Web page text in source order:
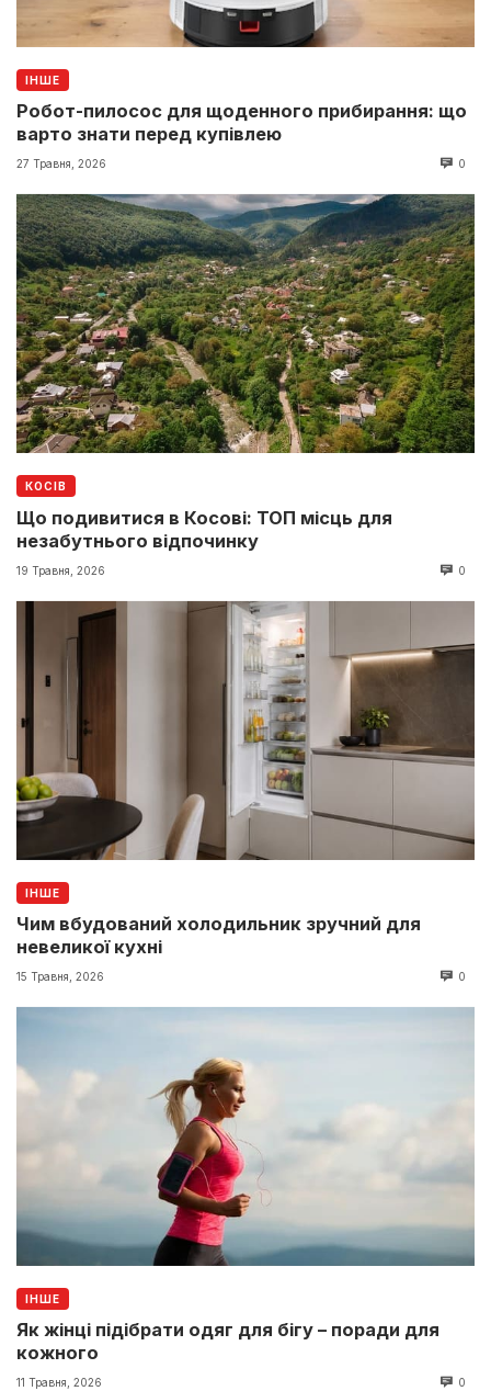
ІНШЕ
Робот-пилосос для щоденного прибирання: що
варто знати перед купівлею
27 Травня, 2026 0
КОСІВ
Що подивитися в Косові: ТОП місць для
незабутнього відпочинку
19 Травня, 2026 0
ІНШЕ
Чим вбудований холодильник зручний для
невеликої кухні
15 Травня, 2026 0
ІНШЕ
Як жінці підібрати одяг для бігу – поради для
кожного
11 Травня, 2026 0